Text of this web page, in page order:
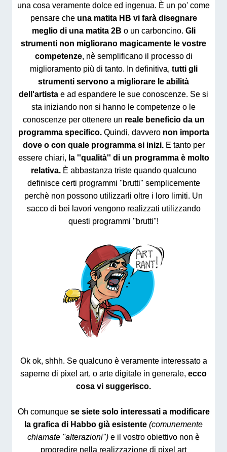
una cosa veramente dolce ed ingenua. È un po' come
pensare che una matita HB vi farà disegnare
meglio di una matita 2B o un carboncino. Gli
strumenti non migliorano magicamente le vostre
competenze, nè semplificano il processo di
miglioramento più di tanto. In definitiva, tutti gli
strumenti servono a migliorare le abilità
dell'artista e ad espandere le sue conoscenze. Se si
sta iniziando non si hanno le competenze o le
conoscenze per ottenere un reale beneficio da un
programma specifico.Quindi, davvero non importa
dove o con quale programma si inizi.E tanto per
essere chiari, la ''qualità'' di un programma è molto
relativa.È abbastanza triste quando qualcuno
definisce certi programmi ''brutti'' semplicemente
perchè non possono utilizzarli oltre i loro limiti. Un
sacco di bei lavori vengono realizzati utilizzando
questi programmi ''brutti''!
Ok ok, shhh. Se qualcuno è veramente interessato a
saperne di pixel art, o arte digitale in generale, ecco
cosa vi suggerisco.
Oh comunque se siete solo interessati a modificare
la grafica di Habbo già esistente (comunemente
chiamate ''alterazioni'') e il vostro obiettivo non è
progredire nella realizzazione di pixel art